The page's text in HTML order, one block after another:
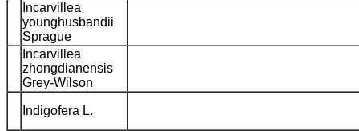
Incarvillea
younghusbandii
Sprague
Incarvillea
zhongdianensis
Grey-Wilson
Indigofera L.